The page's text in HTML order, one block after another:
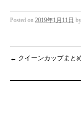
Posted on 2019年1月11日 by
← クイーンカップまと